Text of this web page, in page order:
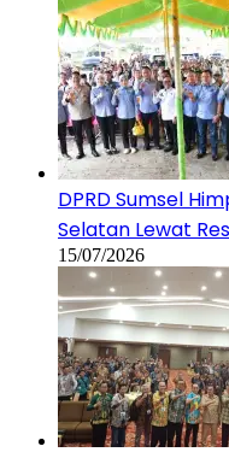
DPRD Sumsel
Selatan Lewat
15/07/2026